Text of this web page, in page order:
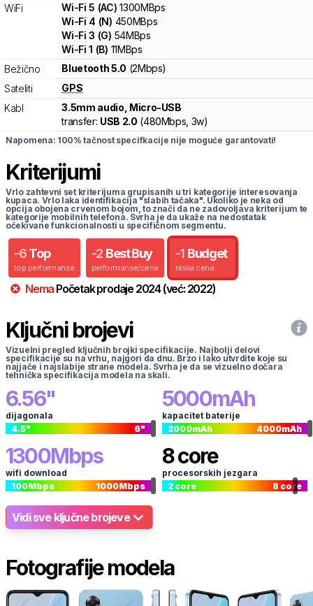
WiFi
Wi-Fi5 (AC) 1300MBps
Wi-Fi 4 (N) 450MBps
Wi-Fi3 (G) 54MBps
Wi-Fi1 (B) 11MBps
Bežično
Bluetooth 5.0 (2Mbps)
Sateliti
GPS
Kabl
3.5mm audio, Micro-USB
transfer: USB 2.0 (480Mbps, 3w)
Napomena: 100% tačnost specifkacije nije moguće garantovati!
Kriterijumi
Vrlo zahtevni set kriterijuma grupisanih u tri kategorije interesovanja
kupaca. Vrlo laka identifikacija "slabih tačaka". Ukoliko je neka od
opcija obojena crvenom bojom, to znači da ne zadovoljava kriterijum te
kategorije mobilnih telefona. Svrha je da ukaže na nedostatak
očekivane funkcionalnosti u specifičnom segmentu.
-6 Top
top performanse
-2 Best Buy
performanse/cena
-1 Budget
niska cena
Nema Početak prodaje 2024(već: 2022)
Ključni brojevi
Vizuelni pregled ključnih brojki specifikacije. Najbolji delovi
specifikacije su na vrhu, najgori da dnu. Brzo i lako utvrdite koje su
najjače i najslabije strane modela. Svrha je da se vizuelno dočara
tehnička specifikacija modela na skali.
6.56"
dijagonala
4.5" 6"
5000mAh
kapacitet baterije
2000mAh 4000mAh
1300Mbps
wifi download
100Mbps 1000Mbps
8core
procesorskih jezgara
2 core 8 core
Vidi sve ključne brojeve
Fotografije modela